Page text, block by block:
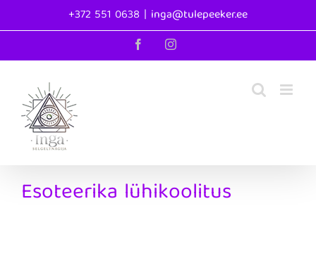
to
+372 551 0638 | inga@tulepeeker.ee
FacebookInstagram
Esoteerika lühikoolitus